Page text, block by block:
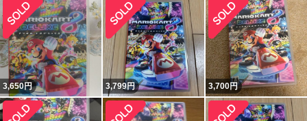
3,650円 3,799円 3,700円